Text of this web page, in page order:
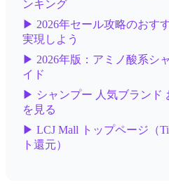
ンキング
▶ 2026年セール攻略のおす
実現しよう
▶ 2026年版：アミノ酸系シ
イド
▶ シャンプー 人気ブランド
を見る
▶ LCJ Mall トップページ（
ト還元）